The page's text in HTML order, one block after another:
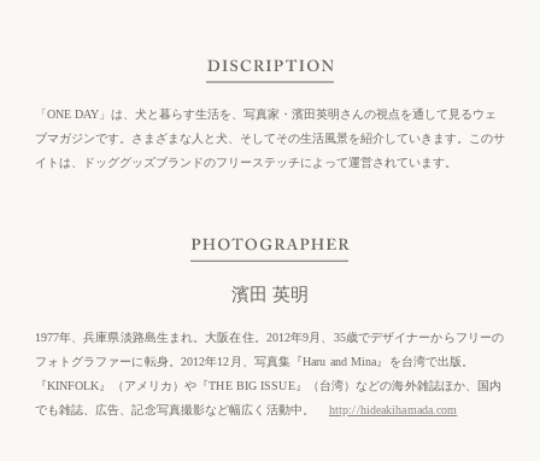
DISCRIPTION
「ONE DAY」は、犬と暮らす生活を、写真家・濱田英明さんの視点を通して見るウェ
ブマガジンです。さまざまな人と犬、そしてその生活風景を紹介していきます。このサ
イトは、ドッググッズブランドのフリーステッチによって運営されています。
PHOTOGRAPHER
濱田 英明
1977年、兵庫県淡路島生まれ。大阪在住。2012年9月、35歳でデザイナーからフリーの
フォトグラファーに転身。2012年12月、写真集『Haru and Mina』を台湾で出版。
『KINFOLK』（アメリカ）や『THE BIG ISSUE』（台湾）などの海外雑誌ほか、国内
でも雑誌、広告、記念写真撮影など幅広く活動中。
http://hideakihamada.com